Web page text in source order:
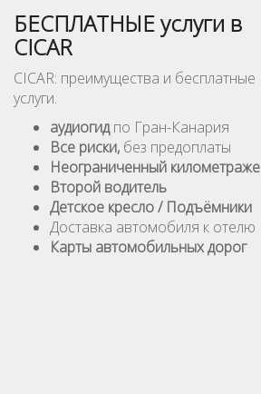
БЕСПЛАТНЫЕ услуги в
CICAR
CICAR: преимущества и бесплатные
услуги.
аудиогидпо Гран-Канария
Все риски, без предоплаты
Неограниченный километражe
Второй водитель
Детское кресло / Подъёмники
Доставка автомобиля к отелю
Карты автомобильных дорог